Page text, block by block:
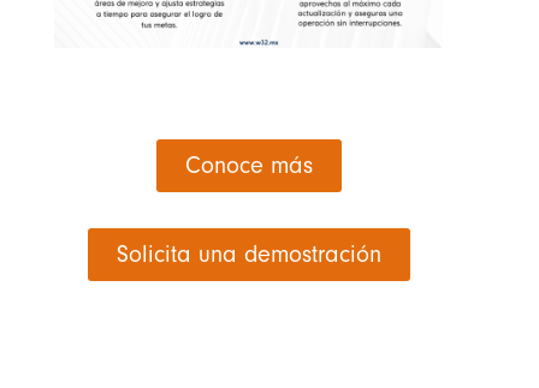
Conoce más
Solicita una demostración